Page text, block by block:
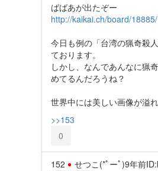
ばばあが出たぞー
http://kaikai.ch/board/18885/
今日も例の「台湾の猟奇殺
ております。
しかし、なんであんなに猟
めてるんだろうね？
世界中には美しい画像が溢れ
>>153
0
152 せつこ(*ﾟーﾟ)9年前